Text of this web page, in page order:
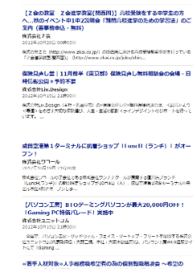
2009年
2008年
2007年
2006年
2005年
2004年